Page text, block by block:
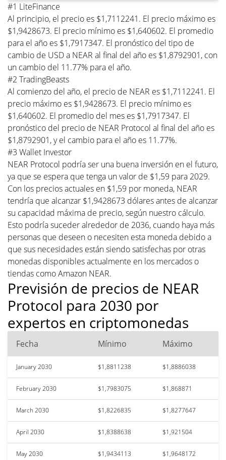
#1 LiteFinance
Al principio, el precio es $1,7112241. El precio máximo es
$1,9428673. El precio mínimo es $1,640602. El promedio
para el año es $1,7917347. El pronóstico del tipo de
cambio de USD a NEAR al final del año es $1,8792901, con
un cambio del 11.77% para el año.
#2 TradingBeasts
Al comienzo del año, el precio de NEAR es $1,7112241. El
precio máximo es $1,9428673. El precio mínimo es
$1,640602. El promedio del mes es $1,7917347. El
pronóstico del precio de NEAR Protocol al final del año es
$1,8792901, y el cambio para el año es 11.77%.
#3 Wallet Investor
NEAR Protocol podría ser una buena inversión en el futuro,
ya que se espera que tenga un valor de $1,59 para 2029.
Con los precios actuales en $1,59 por moneda, NEAR
tendría que alcanzar $1,9428673 dólares antes de alcanzar
su capacidad máxima de precio, según nuestro cálculo.
Esto podría suceder alrededor de 2036, cuando haya más
personas que deseen o necesiten esta moneda debido a
que sus necesidades están siendo satisfechas por otras
monedas disponibles actualmente en los mercados o
tiendas como Amazon NEAR.
Previsión de precios de NEAR
Protocol para 2030 por
expertos en criptomonedas
Fecha Mínimo Máximo
January 2030 $1,8811238 $1,8886038
February 2030 $1,7983075 $1,868871
March 2030 $1,8226835 $1,8277647
April 2030 $1,8388638 $1,921504
May 2030 $1,9434113 $1,9648172